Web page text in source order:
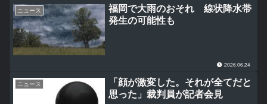
ニュース
福岡で大雨のおそれ 線状降水帯
発生の可能性も
2026.06.24
ニュース
「顔が激変した。それが全てだと
思った」裁判員が記者会見